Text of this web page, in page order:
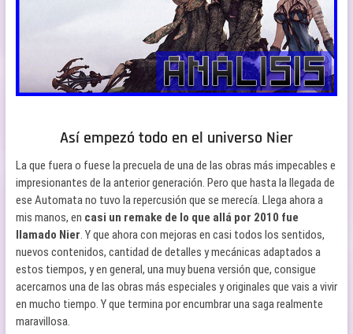
Así empezó todo en el universo Nier
La que fuera o fuese la precuela de una de las obras más impecables e
impresionantes de la anterior generación. Pero que hasta la llegada de
ese Automata no tuvo la repercusión que se merecía. Llega ahora a
mis manos, en casi un remake de lo que allá por 2010 fue
llamado Nier. Y que ahora con mejoras en casi todos los sentidos,
nuevos contenidos, cantidad de detalles y mecánicas adaptados a
estos tiempos, y en general, una muy buena versión que, consigue
acercarnos una de las obras más especiales y originales que vais a vivir
en mucho tiempo. Y que termina por encumbrar una saga realmente
maravillosa.